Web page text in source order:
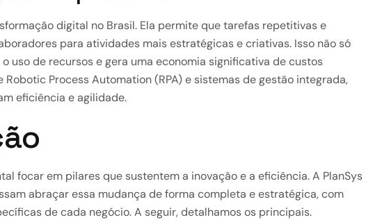
digital no Brasil. Ela permite que tarefas repetitivas e
para atividades mais estratégicas e criativas. Isso não só
uso de recursos e gera uma economia significativa de custos
Process Automation (RPA) e sistemas de gestão integrada,
eficiência e agilidade.
focar em pilares que sustentem a inovação e a eficiência. A PlanSys
abraçar essa mudança de forma completa e estratégica, com
de cada negócio. A seguir, detalhamos os principais.